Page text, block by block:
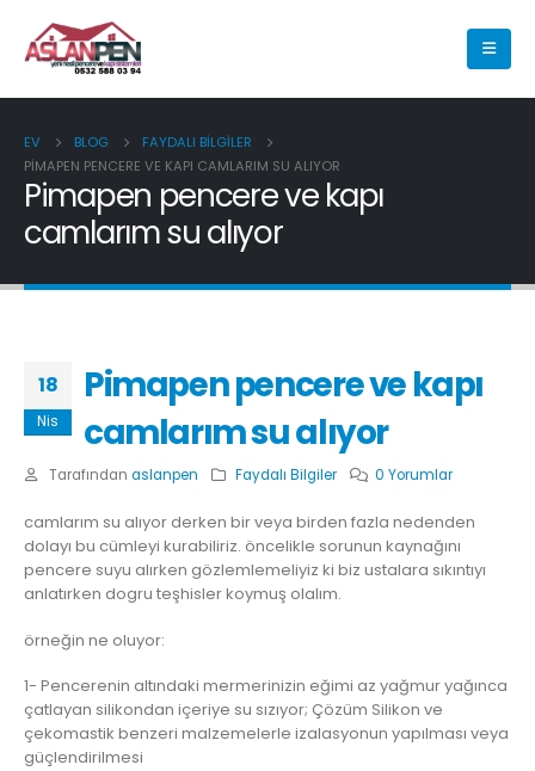
EV BLOG
FAYDALI BILGILER
PIMAPEN PENCERE VE KAPI CAMLARIM SU ALIYOR
Pimapen pencere ve kapı
camlarım su alıyor
18
Nis
Pimapen pencere ve kapı
camlarım su alıyor
Tarafından aslanpen Faydalı Bilgiler 0 Yorumlar
camlarım su alıyor derken bir veya birden fazla nedenden
dolayı bu cümleyi kurabiliriz. öncelikle sorunun kaynağını
pencere suyu alırken gözlemlemeliyiz ki biz ustalara sıkıntıyı
anlatırken dogru teşhisler koymuş olalım.
örneğin ne oluyor:
1- Pencerenin altındaki mermerinizin eğimi az yağmur yağınca
çatlayan silikondan içeriye su sızıyor; Çözüm Silikon ve
çekomastik benzeri malzemelerle izalasyonun yapılması veya
güçlendirilmesi